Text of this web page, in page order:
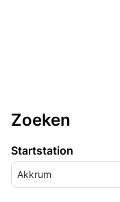
Zoeken
Startstation
Akkrum